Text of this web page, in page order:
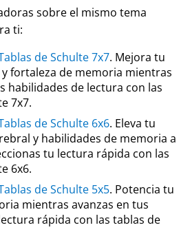
sobre el mismo tema
ti:
de Schulte 7x7. Mejora tu
fortaleza de memoria mientras
habilidades de lectura con las
7x7.
de Schulte 6x6. Eleva tu
y habilidades de memoria a
tu lectura rápida con las
6x6.
de Schulte 5x5. Potencia tu
mientras avanzas en tus
rápida con las tablas de